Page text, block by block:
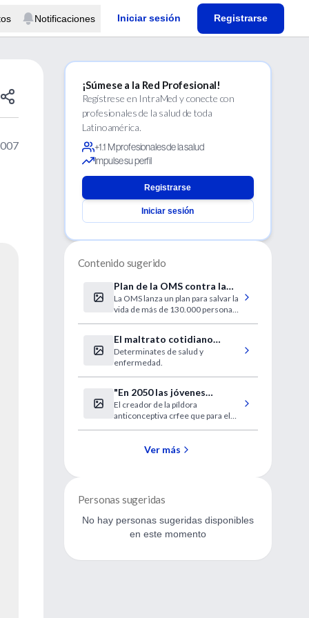
Notificaciones Iniciar sesión Registrarse
¡Súmese a la Red Profesional!
Regístrese en IntraMed y conecte con
profesionales de la salud de toda
Latinoamérica.
+1.1 M profesionales de la salud
Impulse su perfil
Registrarse
Iniciar sesión
Contenido sugerido
Plan de la OMS contra la
TBC resistente.
La OMS lanza un plan para salvar la
vida de más de 130.000 personas
El maltrato cotidiano
enferma
Determinates de salud y
enfermedad.
"En 2050 las jóvenes
preferirán la reproducción
artificial a la natural"
El creador de la píldora
anticonceptiva crfee que para el
Ver más
Personas sugeridas
No hay personas sugeridas disponibles
en este momento